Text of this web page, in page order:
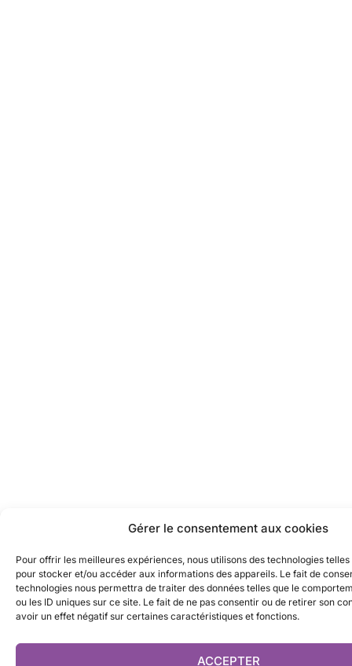
Gérer le consentement aux cookies
Pour offrir les meilleures expériences, nous utilisons des technologies
pour stocker et/ou accéder aux informations des appareils. Le fait de
technologies nous permettra de traiter des données telles que le
ou les ID uniques sur ce site. Le fait de ne pas consentir ou de retirer son
avoir un effet négatif sur certaines caractéristiques et fonctions.
ACCEPTER